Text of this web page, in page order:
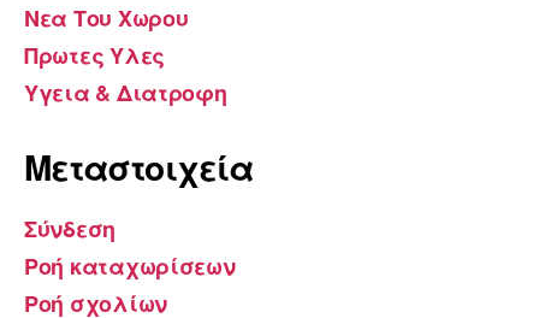
Νεα Του Χωρου
Πρωτες Υλες
Υγεια & Διατροφη
Μεταστοιχεία
Σύνδεση
Ροή καταχωρίσεων
Ροή σχολίων